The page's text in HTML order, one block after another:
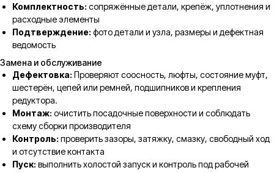
Комплектность: сопряжённые детали, крепёж, уплотнения и
расходные элементы
Подтверждение: фото детали и узла, размеры и дефектная
ведомость
Замена и обслуживание
Дефектовка: Проверяют соосность, люфты, состояние муфт,
шестерён, цепей или ремней, подшипников и крепления
редуктора.
Монтаж: очистить посадочные поверхности и соблюдать
схему сборки производителя
Контроль: проверить зазоры, затяжку, смазку, свободный ход
и отсутствие контакта
Пуск: выполнить холостой запуск и контроль под рабочей